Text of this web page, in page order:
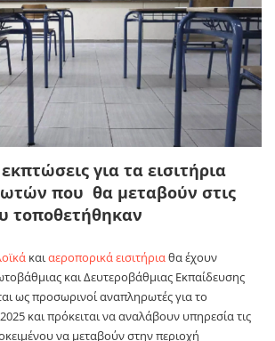
για τα εισιτήρια
που θα μεταβούν στις
τοποθετήθηκαν
καιαεροπορικά εισιτήριαθα έχουν
και Δευτεροβάθμιας Εκπαίδευσης
ως προσωρινοί αναπληρωτές για το
και πρόκειται να αναλάβουν υπηρεσία τις
να μεταβούν στην περιοχή